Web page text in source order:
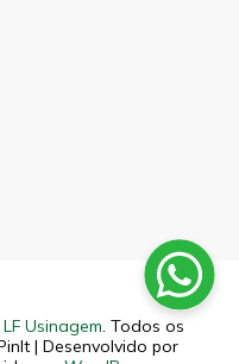
LF Usinagem. Todos os
| Desenvolvido por